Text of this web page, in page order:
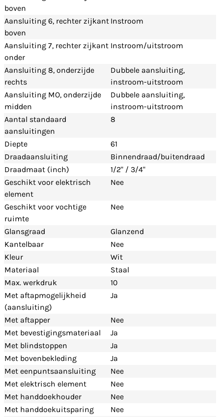
boven
Aansluiting 6, rechter zijkant
boven
Instroom
Aansluiting 7, rechter zijkant
onder
Instroom/uitstroom
Aansluiting 8, onderzijde
rechts
Dubbele aansluiting,
instroom-uitstroom
Aansluiting MO, onderzijde
midden
Dubbele aansluiting,
instroom-uitstroom
Aantal standaard
aansluitingen
8
Diepte
61
Draadaansluiting
Binnendraad/buitendraad
Draadmaat (inch)
1/2" / 3/4"
Geschikt voor elektrisch
element
Nee
Geschikt voor vochtige
ruimte
Nee
Glansgraad
Glanzend
Kantelbaar
Nee
Kleur
Wit
Materiaal
Staal
Max. werkdruk
10
Met aftapmogelijkheid
(aansluiting)
Ja
Met aftapper
Nee
Met bevestigingsmateriaal
Ja
Met blindstoppen
Ja
Met bovenbekleding
Ja
Met eenpuntsaansluiting
Nee
Met elektrisch element
Nee
Met handdoekhouder
Nee
Met handdoekuitsparing
Nee